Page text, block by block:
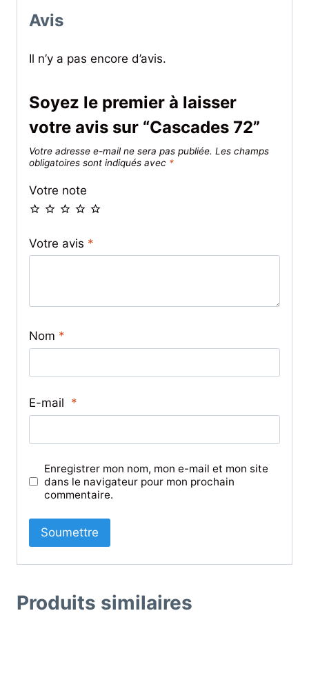
Avis
Il n’y a pas encore d’avis.
Soyez le premier à laisser
votre avis sur “Cascades 72”
Votre adresse e-mail ne sera pas publiée. Les champs
obligatoires sont indiqués avec *
Votre note
Votre avis *
Nom *
E-mail *
Enregistrer mon nom, mon e-mail et mon site
dans le navigateur pour mon prochain
commentaire.
Produits similaires